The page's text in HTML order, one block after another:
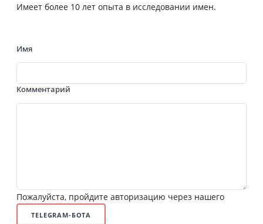
Имеет более 10 лет опыта в исследовании имен.
Имя
Комментарий
Пожалуйста, пройдите авторизацию через нашего
TELEGRAM-БОТА